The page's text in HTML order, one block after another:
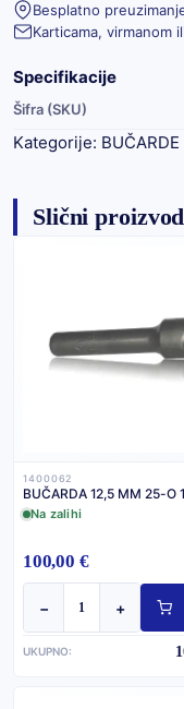
Besplatno
Karticama, virmanom
Specifikacije
Šifra (SKU)
Kategorije: BUČARDE
Slični
1400062
BUČARDA 12,5 MM 25-O
Na zalihi
100,00 €
− +
UKUPNO: